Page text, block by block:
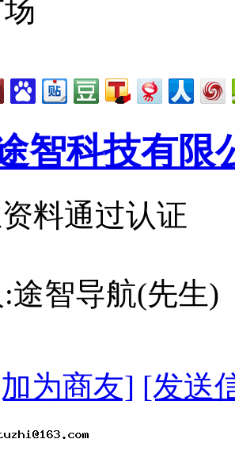
智科技有限
料通过认证
途智导航(先
为商友] [发送